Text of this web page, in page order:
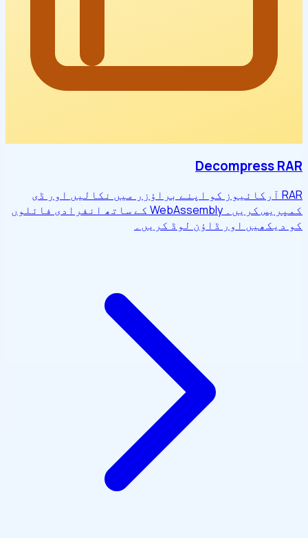
Decompress RAR
RAR آرکائیوز کو اپنے براؤزر میں نکالیں اور ڈی
کمپریس کریں۔ WebAssembly کے ساتھ انفرادی فائلوں
کو دیکھیں اور ڈاؤن لوڈ کریں۔